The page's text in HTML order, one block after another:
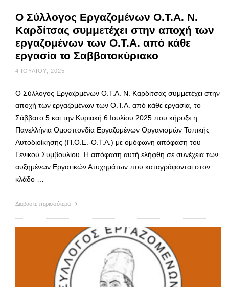
Ο Σύλλογος Εργαζομένων Ο.Τ.Α. Ν.
Καρδίτσας συμμετέχει στην αποχή των
εργαζομένων των Ο.Τ.Α. από κάθε
εργασία το Σαββατοκύριακο
4 ΙΟΥΛΊΟΥ, 2025
Ο Σύλλογος Εργαζομένων Ο.Τ.Α. Ν. Καρδίτσας συμμετέχει στην
αποχή των εργαζομένων των Ο.Τ.Α. από κάθε εργασία, το
Σάββατο 5 και την Κυριακή 6 Ιουλίου 2025 που κήρυξε η
Πανελλήνια Ομοσπονδία Εργαζομένων Οργανισμών Τοπικής
Αυτοδιοίκησης (Π.Ο.Ε.-Ο.Τ.Α.) με ομόφωνη απόφαση του
Γενικού Συμβουλίου. Η απόφαση αυτή ελήφθη σε συνέχεια των
αυξημένων Εργατικών Ατυχημάτων που καταγράφονται στον
κλάδο …
Διαβάστε περισσότερα